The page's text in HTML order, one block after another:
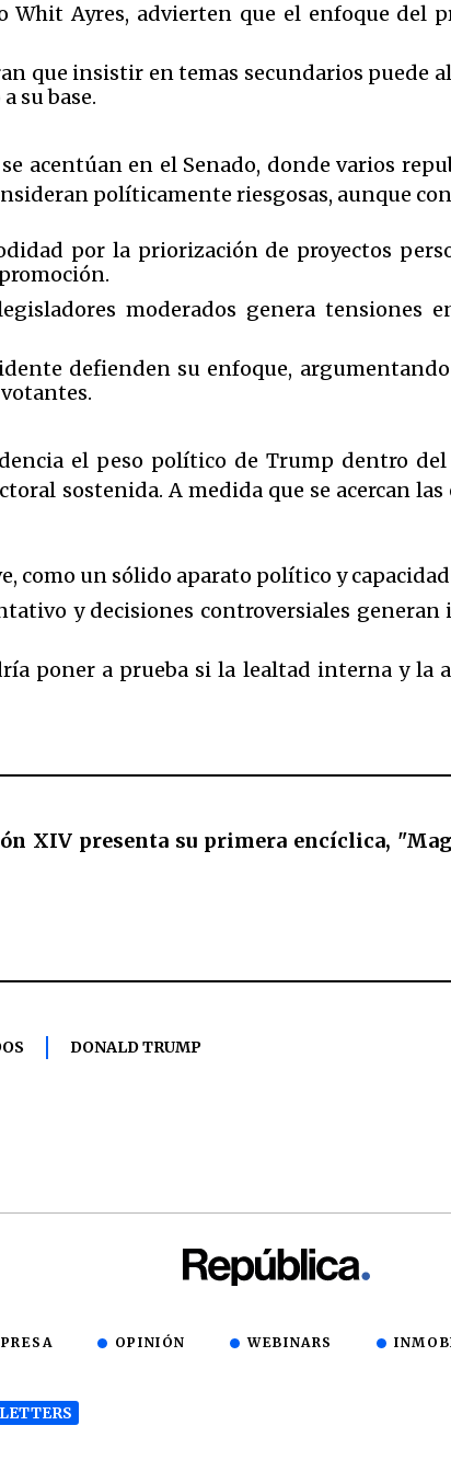
Whit Ayres, advierten que el enfoque del
que insistir en temas secundarios puede
su base.
acentúan en el Senado, donde varios
políticamente riesgosas, aunque
por la priorización de proyectos
moderados genera tensiones
defienden su enfoque,
el peso político de Trump dentro
sostenida. A medida que se acercan
como un sólido aparato político y
y decisiones controversiales
poner a prueba si la lealtad interna y la
XIV presenta su primera encíclica,
DONALD TRUMP
OPINIÓN WEBINARS